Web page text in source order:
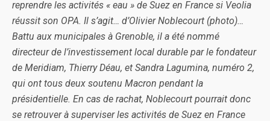
reprendre les activités « eau » de Suez en France si Veolia
réussit son OPA. Il s’agit… d’Olivier Noblecourt (photo)…
Battu aux municipales à Grenoble, il a été nommé
directeur de l’investissement local durable par le fondateur
de Meridiam, Thierry Déau, et Sandra Lagumina, numéro 2,
qui ont tous deux soutenu Macron pendant la
présidentielle. En cas de rachat, Noblecourt pourrait donc
se retrouver à superviser les activités de Suez en France